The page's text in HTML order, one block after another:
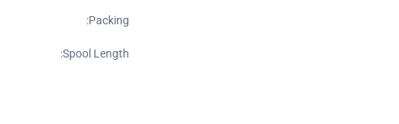
Packing:
Spool Length: